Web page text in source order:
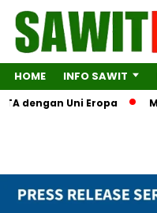
HOME INFO SAWIT
Uni Eropa